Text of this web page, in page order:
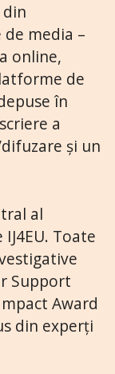
media –
online,
de
în
a
și un
al
Toate
Support
Award
din experți